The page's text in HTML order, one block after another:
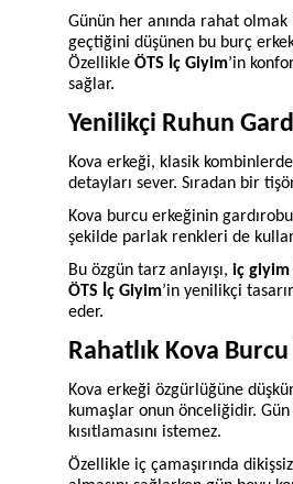
Günün her anında rahat
geçtiğini düşünen bu burç
Özellikle ÖTS İç Giyim’in
sağlar.
Yenilikçi Ruhun
Kova erkeği, klasik
detayları sever. Sıradan bir
Kova burcu erkeğinin
şekilde parlak renkleri de
Bu özgün tarz anlayışı, iç
ÖTS İç Giyim’in yenilikçi
eder.
Rahatlık Kova
Kova erkeği özgürlüğüne
kumaşlar onun önceliğidir.
kısıtlamasını istemez.
Özellikle iç çamaşırında